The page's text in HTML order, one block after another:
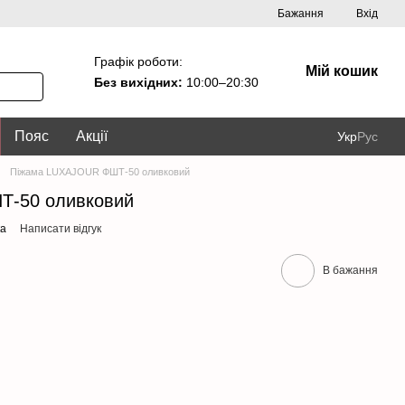
Бажання Вхід
Графік роботи:
Без вихідних: 10:00–20:30
Мій кошик
Пояс Акції УкрРус
Піжама LUXAJOUR ФШТ-50 оливковий
50 оливковий
Написати відгук
В бажання